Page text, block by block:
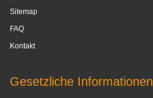
Sitemap
FAQ
Kontakt
Gesetzliche Informationen